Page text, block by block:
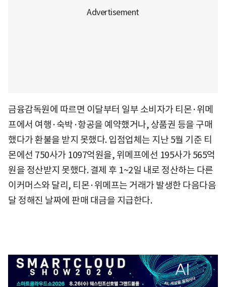
금융감독원에 따르면 이달부터 일부 소비자가 티몬·위메
프에서 여행·숙박·항공을 예약했거나, 상품권 등을 구매
했다가 환불을 받지 못했다. 입점업체는 지난 5월 기준 티
몬에선 750사가 1097억원을, 위메프에선 195사가 565억
원을 정산받지 못했다. 결제 후 1~2일 내로 정산하는 다른
이커머스와 달리, 티몬·위메프는 거래가 발생한 다음다음
달 정해진 날짜에 판매 대금을 지급한다.